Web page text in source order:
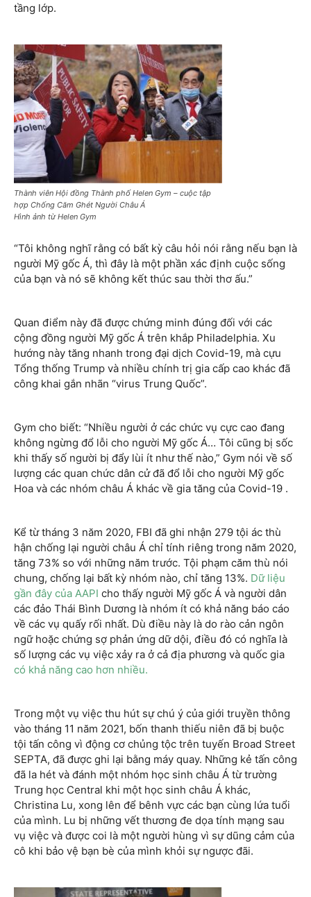
tầng lớp.
Thành viên Hội đồng Thành phố Helen Gym – cuộc tập
hợp Chống Căm Ghét Người Châu Á
Hình ảnh từ Helen Gym
“Tôi không nghĩ rằng có bất kỳ câu hỏi nói rằng nếu bạn là
người Mỹ gốc Á, thì đây là một phần xác định cuộc sống
của bạn và nó sẽ không kết thúc sau thời thơ ấu.”
Quan điểm này đã được chứng minh đúng đối với các
cộng đồng người Mỹ gốc Á trên khắp Philadelphia. Xu
hướng này tăng nhanh trong đại dịch Covid-19, mà cựu
Tổng thống Trump và nhiều chính trị gia cấp cao khác đã
công khai gắn nhãn “virus Trung Quốc”.
Gym cho biết: “Nhiều người ở các chức vụ cực cao đang
không ngừng đổ lỗi cho người Mỹ gốc Á… Tôi cũng bị sốc
khi thấy số người bị đẩy lùi ít như thế nào,” Gym nói về số
lượng các quan chức dân cử đã đổ lỗi cho người Mỹ gốc
Hoa và các nhóm châu Á khác về gia tăng của Covid-19 .
Kể từ tháng 3 năm 2020, FBI đã ghi nhận 279 tội ác thù
hận chống lại người châu Á chỉ tính riêng trong năm 2020,
tăng 73% so với những năm trước. Tội phạm căm thù nói
chung, chống lại bất kỳ nhóm nào, chỉ tăng 13%. Dữ liệu
gần đây của AAPI cho thấy người Mỹ gốc Á và người dân
các đảo Thái Bình Dương là nhóm ít có khả năng báo cáo
về các vụ quấy rối nhất. Dù điều này là do rào cản ngôn
ngữ hoặc chứng sợ phản ứng dữ dội, điều đó có nghĩa là
số lượng các vụ việc xảy ra ở cả địa phương và quốc gia
có khả năng cao hơn nhiều.
Trong một vụ việc thu hút sự chú ý của giới truyền thông
vào tháng 11 năm 2021, bốn thanh thiếu niên đã bị buộc
tội tấn công vì động cơ chủng tộc trên tuyến Broad Street
SEPTA, đã được ghi lại bằng máy quay. Những kẻ tấn công
đã la hét và đánh một nhóm học sinh châu Á từ trường
Trung học Central khi một học sinh châu Á khác,
Christina Lu, xong lên để bênh vực các bạn cùng lứa tuổi
của mình. Lu bị những vết thương đe dọa tính mạng sau
vụ việc và được coi là một người hùng vì sự dũng cảm của
cô khi bảo vệ bạn bè của mình khỏi sự ngược đãi.